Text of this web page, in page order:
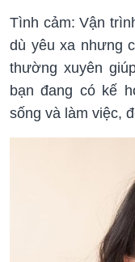
Tình cảm: Vận
dù yêu xa nhưng
thường xuyên
bạn đang có kế
sống và làm việc,